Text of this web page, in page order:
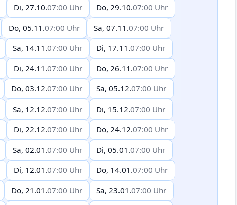
Di, 27.10.07:00 Uhr Do, 29.10.07:00 Uhr
Do, 05.11.07:00 Uhr Sa, 07.11.07:00 Uhr
Sa, 14.11.07:00 Uhr Di, 17.11.07:00 Uhr
Di, 24.11.07:00 Uhr Do, 26.11.07:00 Uhr
Do, 03.12.07:00 Uhr Sa, 05.12.07:00 Uhr
Sa, 12.12.07:00 Uhr Di, 15.12.07:00 Uhr
Di, 22.12.07:00 Uhr Do, 24.12.07:00 Uhr
Sa, 02.01.07:00 Uhr Di, 05.01.07:00 Uhr
Di, 12.01.07:00 Uhr Do, 14.01.07:00 Uhr
Do, 21.01.07:00 Uhr Sa, 23.01.07:00 Uhr